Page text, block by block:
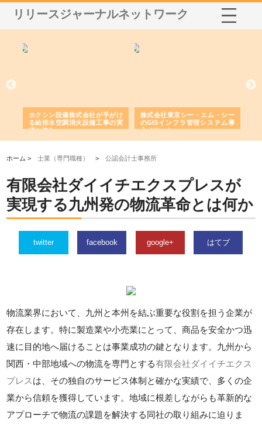
リリースジャーナルネットワーク
ホクシン設備株式会社が手がけ
る給排水空調消火設備工事の実
績と強み
株式会社東京シー・エム・シー
のGISインフラ管理システム導
入メリット
ホーム >士業（専門職種） >公認会計士事務所
有限会社ダイイチエクスプレスが
実現する九州発の物流革命とは何か
twitter facebook google+ はてブ
物流業界において、九州と本州を結ぶ重要な役割を担う企業が
存在します。特に製造業や小売業にとって、商品を安全かつ迅
速に目的地へ届けることは事業成功の鍵となります。九州から
関西・中部地域への物流を専門とする有限会社ダイイチエクス
プレス は、その独自のサービス体制と確かな実績で、多くの企
業から信頼を獲得しています。地域に根差しながらも革新的な
アプローチで物流の課題を解決する同社の取り組みに迫りま